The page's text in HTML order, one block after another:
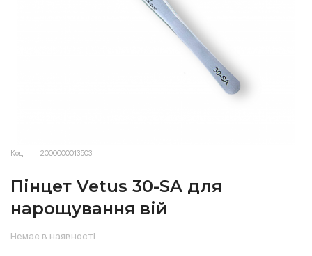
Код: 2000000013503
Пінцет Vetus 30-SA для
нарощування вій
Немає в наявності